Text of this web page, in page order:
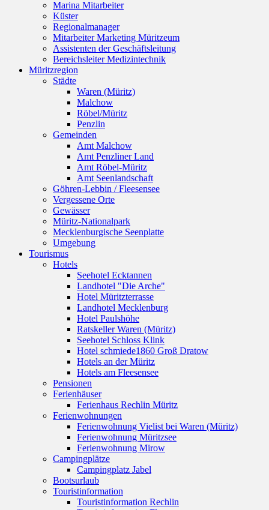
Marina Mitarbeiter
Küster
Regionalmanager
Mitarbeiter Marketing Müritzeum
Assistenten der Geschäftsleitung
Bereichsleiter Medizintechnik
Müritzregion
Städte
Waren (Müritz)
Malchow
Röbel/Müritz
Penzlin
Gemeinden
Amt Malchow
Amt Penzliner Land
Amt Röbel-Müritz
Amt Seenlandschaft
Göhren-Lebbin / Fleesensee
Vergessene Orte
Gewässer
Müritz-Nationalpark
Mecklenburgische Seenplatte
Umgebung
Tourismus
Hotels
Seehotel Ecktannen
Landhotel "Die Arche"
Hotel Müritzterrasse
Landhotel Mecklenburg
Hotel Paulshöhe
Ratskeller Waren (Müritz)
Seehotel Schloss Klink
Hotel schmiede1860 Groß Dratow
Hotels an der Müritz
Hotels am Fleesensee
Pensionen
Ferienhäuser
Ferienhaus Rechlin Müritz
Ferienwohnungen
Ferienwohnung Vielist bei Waren (Müritz)
Ferienwohnung Müritzsee
Ferienwohnung Mirow
Campingplätze
Campingplatz Jabel
Bootsurlaub
Touristinformation
Touristinformation Rechlin